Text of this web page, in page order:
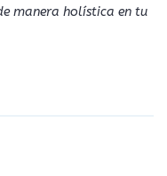
manera holística en tu